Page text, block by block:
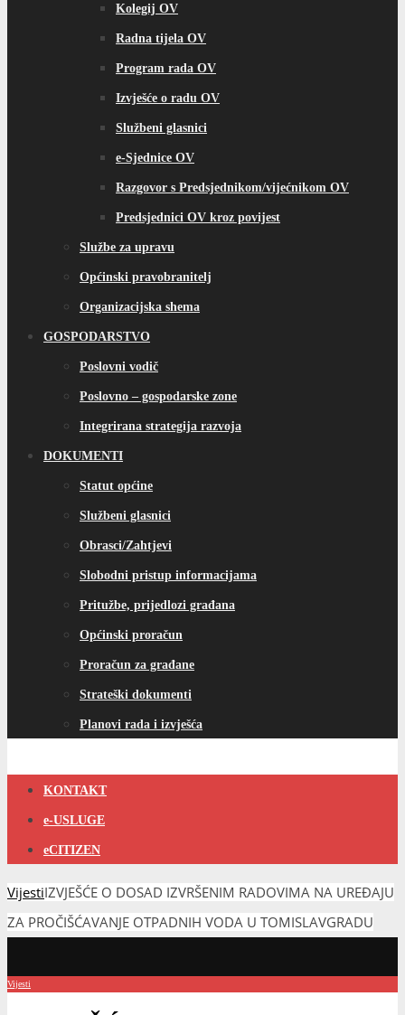
Kolegij OV
Radna tijela OV
Program rada OV
Izvješće o radu OV
Službeni glasnici
e-Sjednice OV
Razgovor s Predsjednikom/vijećnikom OV
Predsjednici OV kroz povijest
Službe za upravu
Općinski pravobranitelj
Organizacijska shema
GOSPODARSTVO
Poslovni vodič
Poslovno – gospodarske zone
Integrirana strategija razvoja
DOKUMENTI
Statut općine
Službeni glasnici
Obrasci/Zahtjevi
Slobodni pristup informacijama
Pritužbe, prijedlozi građana
Općinski proračun
Proračun za građane
Strateški dokumenti
Planovi rada i izvješća
KONTAKT
e-USLUGE
eCITIZEN
VijestiIZVJEŠĆE O DOSAD IZVRŠENIM RADOVIMA NA UREĐAJU
ZA PROČIŠĆAVANJE OTPADNIH VODA U TOMISLAVGRADU
Vijesti